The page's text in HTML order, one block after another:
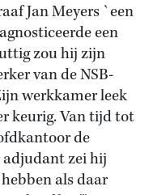
Jan Meyers `een
een
zou hij zijn
van de NSB-
werkkamer leek
keurig. Van tijd tot
de
zei hij
als daar